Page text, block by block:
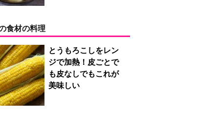
食材の料理
とうもろこしをレン
ジで加熱！皮ごとで
も皮なしでもこれが
美味しい